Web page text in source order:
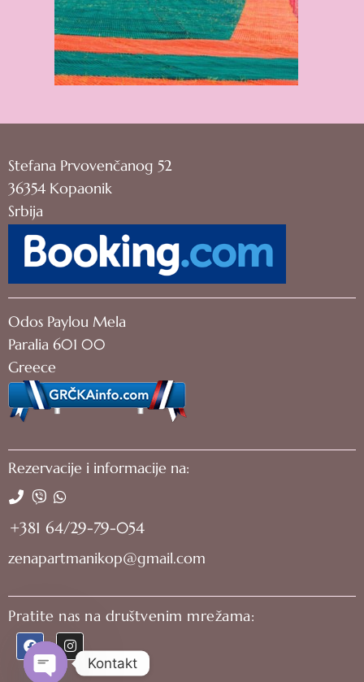
Stefana Prvovenčanog 52
36354 Kopaonik
Srbija
Odos Paylou Mela
Paralia 601 00
Greece
Rezervacije i informacije na:
+381 64/29-79-054
zenapartmanikop@gmail.com
Pratite nas na društvenim mrežama:
Kontakt